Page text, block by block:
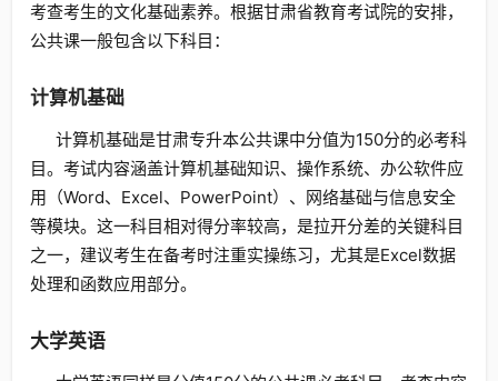
考查考生的文化基础素养。根据甘肃省教育考试院的安排，
公共课一般包含以下科目：
计算机基础
计算机基础是甘肃专升本公共课中分值为150分的必考科
目。考试内容涵盖计算机基础知识、操作系统、办公软件应
用（Word、Excel、PowerPoint）、网络基础与信息安全
等模块。这一科目相对得分率较高，是拉开分差的关键科目
之一，建议考生在备考时注重实操练习，尤其是Excel数据
处理和函数应用部分。
大学英语